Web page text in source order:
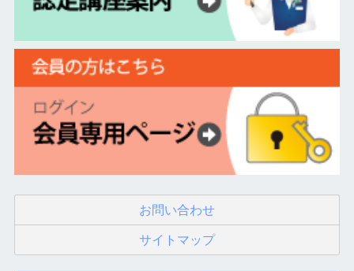
お問い合わせ
サイトマップ